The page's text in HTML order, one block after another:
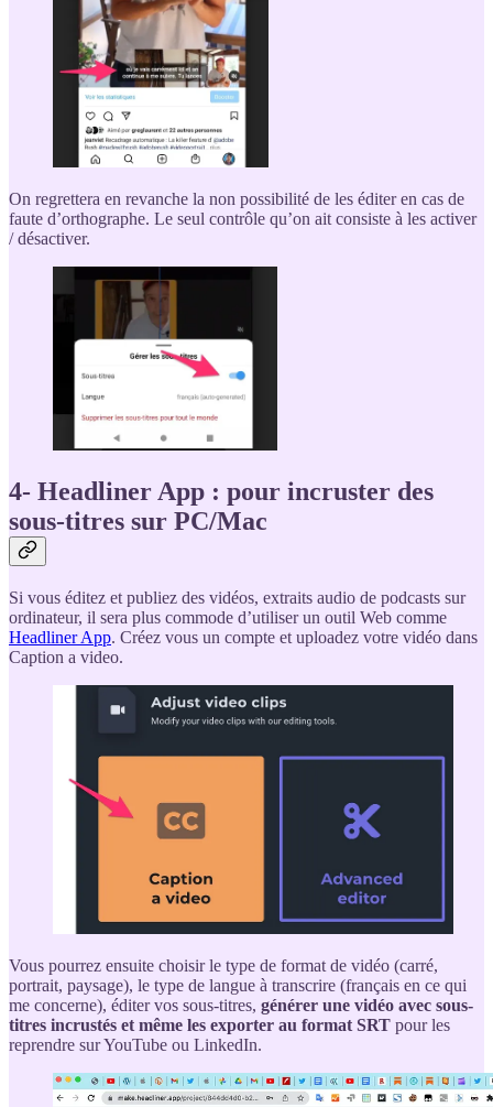
On regrettera en revanche la non possibilité de les éditer en cas de
faute d’orthographe. Le seul contrôle qu’on ait consiste à les activer
/ désactiver.
4- Headliner App : pour incruster des
sous-titres sur PC/Mac
Si vous éditez et publiez des vidéos, extraits audio de podcasts sur
ordinateur, il sera plus commode d’utiliser un outil Web comme
Headliner App. Créez vous un compte et uploadez votre vidéo dans
Caption a video.
Vous pourrez ensuite choisir le type de format de vidéo (carré,
portrait, paysage), le type de langue à transcrire (français en ce qui
me concerne), éditer vos sous-titres, générer une vidéo avec sous-
titres incrustés et même les exporter au format SRT pour les
reprendre sur YouTube ou LinkedIn.